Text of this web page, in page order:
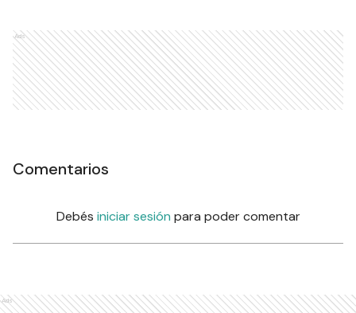
Ads
Comentarios
Debés iniciar sesión para poder comentar
Ads